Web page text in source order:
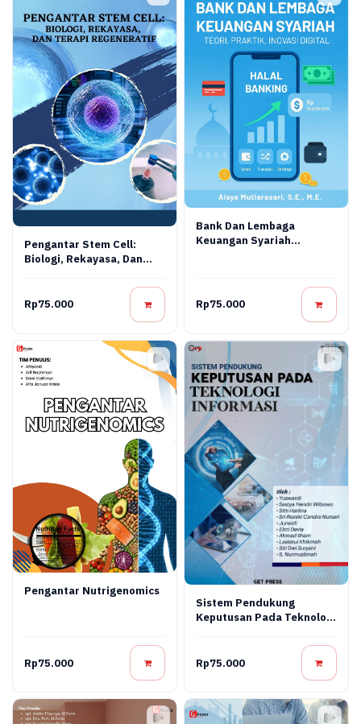
Pengantar Stem Cell:
Biologi, Rekayasa, Dan
Rp75.000
Bank Dan Lembaga
Keuangan Syariah
Rp75.000
Pengantar Nutrigenomics
Rp75.000
Sistem Pendukung
Keputusan Pada Teknologi
Rp75.000